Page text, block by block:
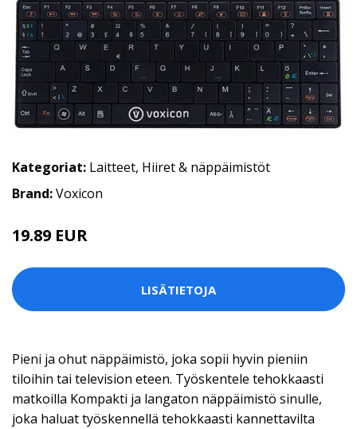
Kategoriat: Laitteet, Hiiret & näppäimistöt
Brand:Voxicon
19.89 EUR
LISÄTIETOJA
Pieni ja ohut näppäimistö, joka sopii hyvin pieniin
tiloihin tai television eteen. Työskentele tehokkaasti
matkoilla Kompakti ja langaton näppäimistö sinulle,
joka haluat työskennellä tehokkaasti kannettavilta